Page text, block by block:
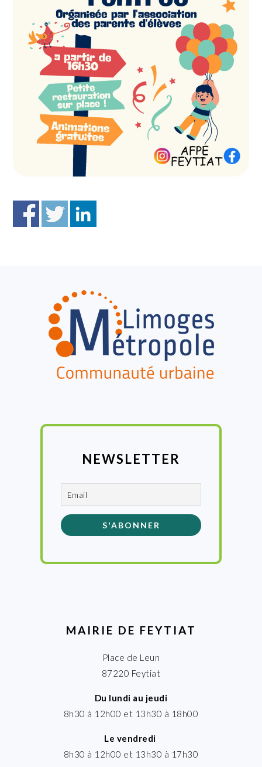
NEWSLETTER
MAIRIE DE FEYTIAT
Place de Leun
87220 Feytiat
Du lundi au jeudi
8h30 à 12h00 et 13h30 à 18h00
Le vendredi
8h30 à 12h00 et 13h30 à 17h30